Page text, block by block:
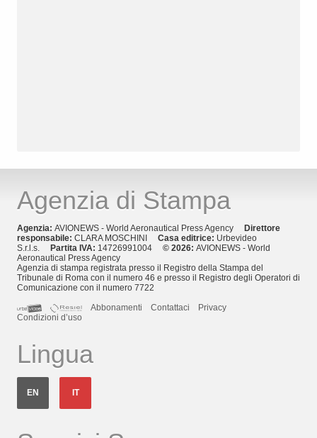
Agenzia di Stampa
Agenzia: AVIONEWS - World Aeronautical Press Agency
Direttore
responsabile: CLARA MOSCHINI Casa editrice: Urbevideo
S.r.l.s.
Partita IVA: 14726991004 © 2026: AVIONEWS - World
Aeronautical Press Agency
Agenzia di stampa registrata presso il Registro della Stampa del
Tribunale di Roma con il numero 46 e presso il Registro degli Operatori di
Comunicazione con il numero 7722
Abbonamenti
Contattaci
Privacy
Condizioni d’uso
Lingua
EN IT